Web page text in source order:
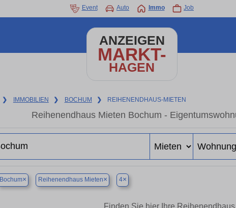
Event Auto Immo Job
ANZEIGEN
MARKT-
HAGEN
❯ IMMOBILIEN ❯ BOCHUM ❯ REIHENENDHAUS-MIETEN
Reihenendhaus Mieten Bochum -
Bochum× Reihenendhaus Mieten× 4×
Finden Sie hier Ihre